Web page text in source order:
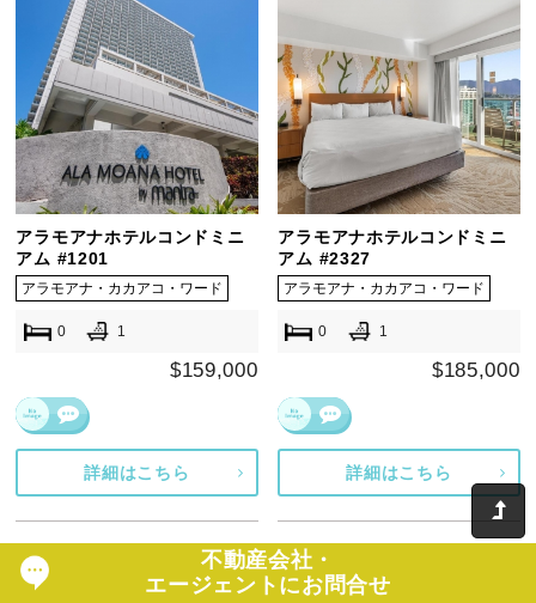
アラモアナホテルコンドミニ
アム #1201
アラモアナ・カカアコ・ワード
0 1
$159,000
詳細はこちら
アラモアナホテルコンドミニ
アム #2327
アラモアナ・カカアコ・ワード
0 1
$185,000
詳細はこちら
不動産会社・
エージェントにお問合せ